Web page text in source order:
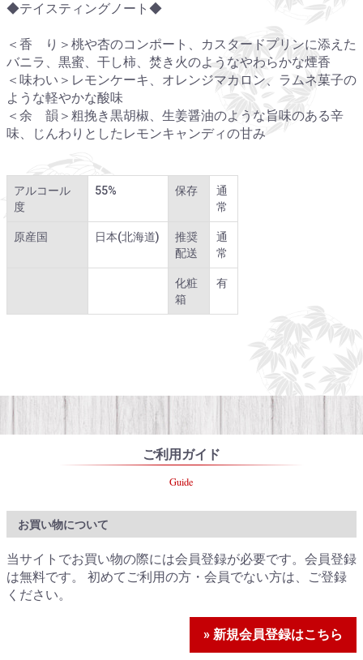
◆テイスティングノート◆
＜香 り＞桃や杏のコンポート、カスタードプリンに添えた
バニラ、黒蜜、干し柿、焚き火のようなやわらかな煙香
＜味わい＞レモンケーキ、オレンジマカロン、ラムネ菓子の
ような軽やかな酸味
＜余 韻＞粗挽き黒胡椒、生姜醤油のような旨味のある辛
味、じんわりとしたレモンキャンディの甘み
アルコール
度
55% 保存
通
常
原産国 日本(北海道)
推奨
配送
通
常
化粧
箱
有
ご利用ガイド
Guide
お買い物について
当サイトでお買い物の際には会員登録が必要です。会員登録
は無料です。 初めてご利用の方・会員でない方は、ご登録
ください。
» 新規会員登録はこちら